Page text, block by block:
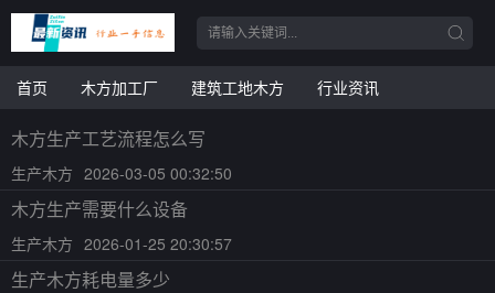
首页 木方加工厂 建筑工地木方 行业资讯
木方生产工艺流程怎么写
生产木方 2026-03-05 00:32:50
木方生产需要什么设备
生产木方 2026-01-25 20:30:57
生产木方耗电量多少